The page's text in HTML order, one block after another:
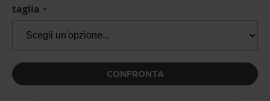
taglia
CONFRONTA